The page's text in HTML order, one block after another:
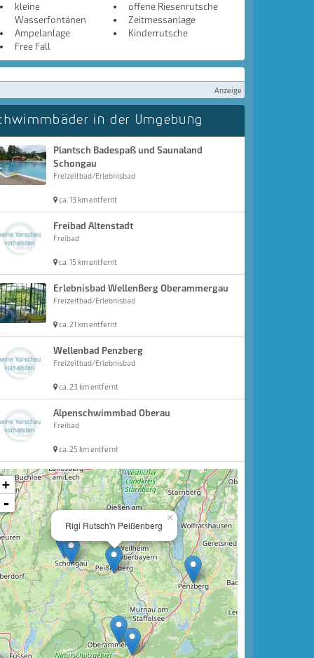
kleine
Wasserfontänen
offene Riesenrutsche
Zeitmessanlage
Ampelanlage
Kinderrutsche
Free Fall
Anzeige
in der Umgebung
Plantsch Badespaß und Saunaland
Schongau
Freizeitbad/Erlebnisbad
ca. 13 km entfernt
Freibad Altenstadt
Freibad
ca. 15 km entfernt
Erlebnisbad WellenBerg Oberammergau
Freizeitbad/Erlebnisbad
ca. 21 km entfernt
Wellenbad Penzberg
Freizeitbad/Erlebnisbad
ca. 23 km entfernt
Alpenschwimmbad Oberau
Freibad
ca. 25 km entfernt
×
Rigi Rutsch'n Peißenberg
+
-